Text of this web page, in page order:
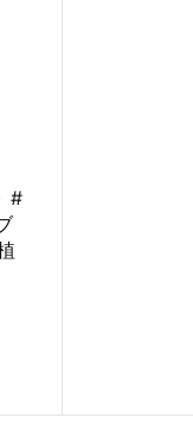
#